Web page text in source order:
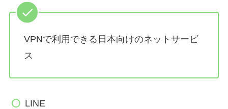
VPNで利用できる日本向けのネットサービ
ス
LINE